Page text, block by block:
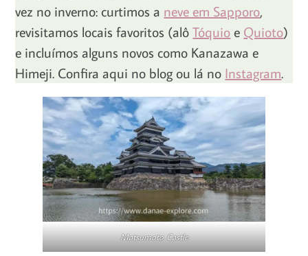
vez no inverno: curtimos a neve em Sapporo,
revisitamos locais favoritos (alôTóquio e Quioto)
e incluímos alguns novos como Kanazawa e
Himeji. Confira aqui no blog ou lá no Instagram.
Matsumoto Castle